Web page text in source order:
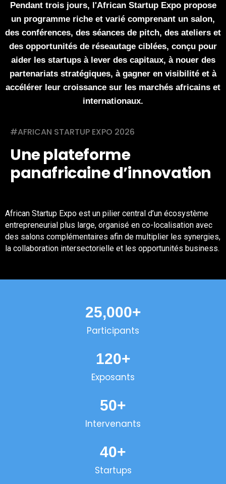
Pendant trois jours, l'African Startup Expo propose
un programme riche et varié comprenant un salon,
des conférences, des séances de pitch, des ateliers et
des opportunités de réseautage ciblées, conçu pour
aider les startups à lever des capitaux, à nouer des
partenariats stratégiques, à gagner en visibilité et à
accélérer leur croissance sur les marchés africains et
internationaux.
#AFRICAN STARTUP EXPO 2026
Une plateforme
panafricaine d’innovation
African Startup Expo est un pilier central d’un écosystème
entrepreneurial plus large, organisé en co-localisation avec
des salons complémentaires afin de multiplier les synergies,
la collaboration intersectorielle et les opportunités business.
Participants
25,000+
Exposants
120+
Intervenants
50+
Startups
40+